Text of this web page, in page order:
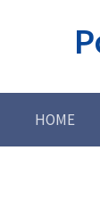
HOME